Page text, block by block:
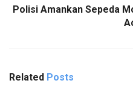
Polisi Amankan Sepeda
Related Posts